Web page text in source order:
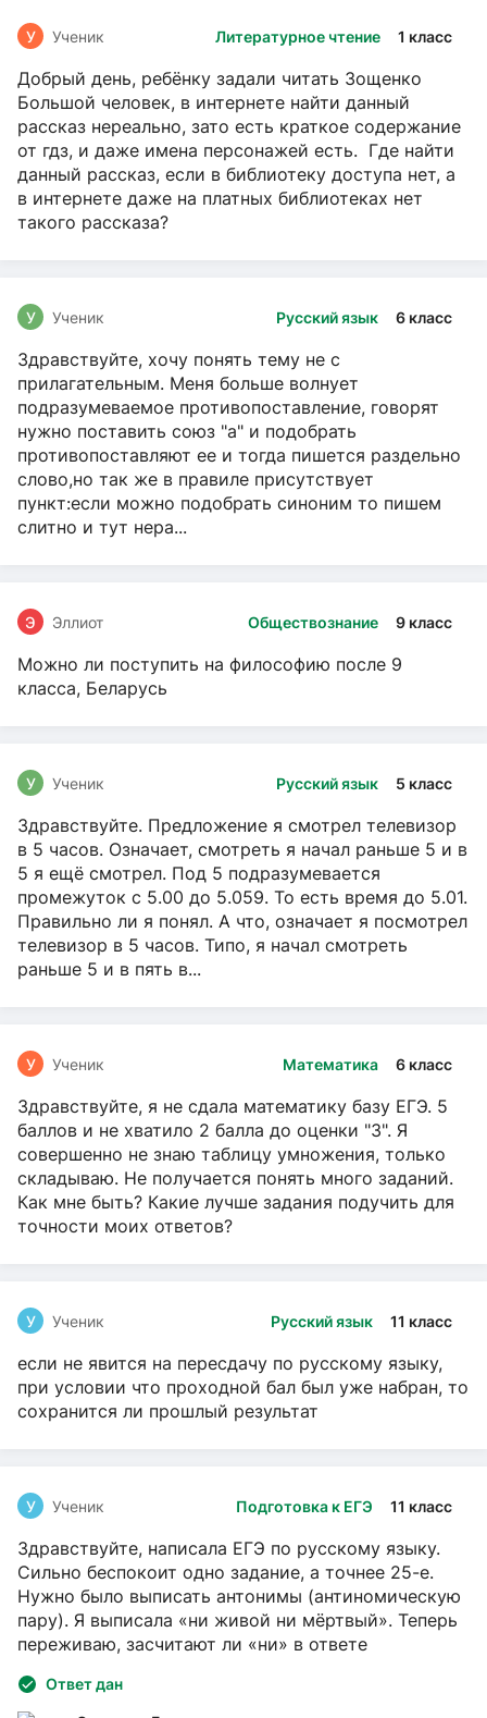
Литературное чтение 1 класс
У Ученик
Добрый день, ребёнку задали читать Зощенко
Большой человек, в интернете найти данный
рассказ нереально, зато есть краткое содержание
от гдз, и даже имена персонажей есть. Где найти
данный рассказ, если в библиотеку доступа нет, а
в интернете даже на платных библиотеках нет
такого рассказа?
Русский язык 6 класс
У Ученик
Здравствуйте, хочу понять тему не с
прилагательным. Меня больше волнует
подразумеваемое противопоставление, говорят
нужно поставить союз "а" и подобрать
противопоставляют ее и тогда пишется раздельно
слово,но так же в правиле присутствует
пункт:если можно подобрать синоним то пишем
слитно и тут нера...
Обществознание 9 класс
Э Эллиот
Можно ли поступить на философию после 9
класса, Беларусь
Русский язык 5 класс
У Ученик
Здравствуйте. Предложение я смотрел телевизор
в 5 часов. Означает, смотреть я начал раньше 5 и в
5 я ещё смотрел. Под 5 подразумевается
промежуток с 5.00 до 5.059. То есть время до 5.01.
Правильно ли я понял. А что, означает я посмотрел
телевизор в 5 часов. Типо, я начал смотреть
раньше 5 и в пять в...
Математика 6 класс
У Ученик
Здравствуйте, я не сдала математику базу ЕГЭ. 5
баллов и не хватило 2 балла до оценки "3". Я
совершенно не знаю таблицу умножения, только
складываю. Не получается понять много заданий.
Как мне быть? Какие лучше задания подучить для
точности моих ответов?
Русский язык 11 класс
У Ученик
если не явится на пересдачу по русскому языку,
при условии что проходной бал был уже набран, то
сохранится ли прошлый результат
Подготовка к ЕГЭ 11 класс
У Ученик
Здравствуйте, написала ЕГЭ по русскому языку.
Сильно беспокоит одно задание, а точнее 25-е.
Нужно было выписать антонимы (антиномическую
пару). Я выписала «ни живой ни мёртвый». Теперь
переживаю, засчитают ли «ни» в ответе
Ответ дан